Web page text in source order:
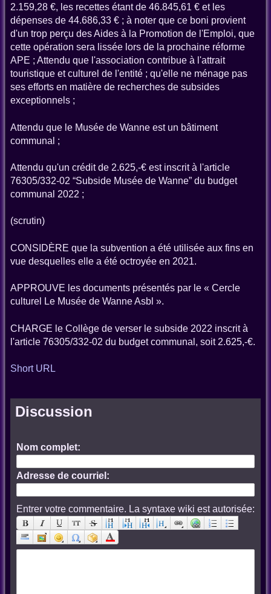
2.159,28 €, les recettes étant de 46.845,61 € et les
dépenses de 44.686,33 € ; à noter que ce boni provient
d'un trop perçu des Aides à la Promotion de l'Emploi, que
cette opération sera lissée lors de la prochaine réforme
APE ; Attendu que l'association contribue à l'attrait
touristique et culturel de l'entité ; qu'elle ne ménage pas
ses efforts en matière de recherches de subsides
exceptionnels ;
Attendu que le Musée de Wanne est un bâtiment
communal ;
Attendu qu'un crédit de 2.625,-€ est inscrit à l'article
76305/332-02 “Subside Musée de Wanne” du budget
communal 2022 ;
(scrutin)
CONSIDÈRE que la subvention a été utilisée aux fins en
vue desquelles elle a été octroyée en 2021.
APPROUVE les documents présentés par le « Cercle
culturel Le Musée de Wanne Asbl ».
CHARGE le Collège de verser le subside 2022 inscrit à
l'article 76305/332-02 du budget communal, soit 2.625,-€.
Short URL
Discussion
Nom complet:
Adresse de courriel:
Entrer votre commentaire. La syntaxe wiki est autorisée: